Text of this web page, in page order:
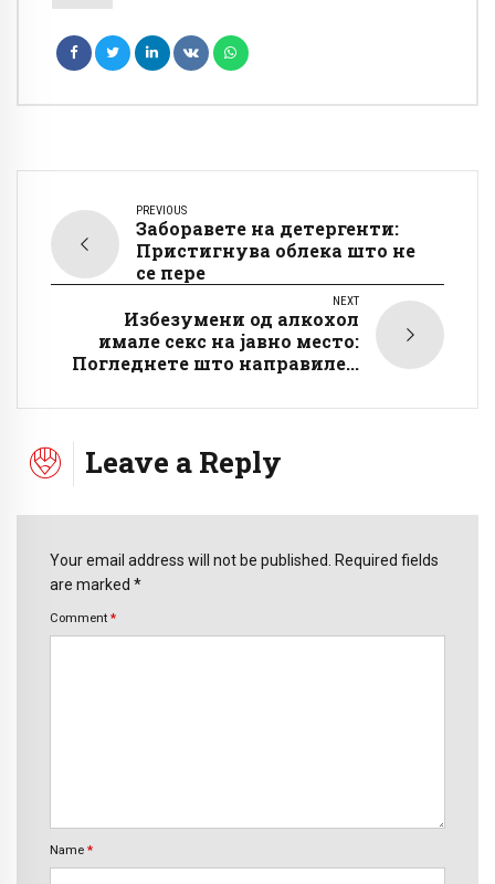
PREVIOUS
Заборавете на детергенти:
Пристигнува облека што не
се пере
NEXT
Избезумени од алкохол
имале секс на јавно место:
Погледнете што направиле...
Leave a Reply
Your email address will not be published. Required fields
are marked *
Comment *
Name *